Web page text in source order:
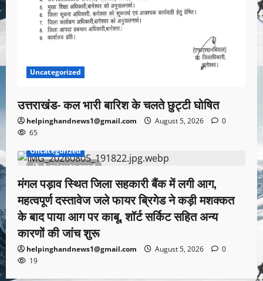
Uncategorized
उत्तराखंड- कल भारी बारिश के चलते छुट्टी घोषित
helpinghandnews1@gmail.com August 5, 2026
0
65
1 minute read
Uncategorized
मंगल पड़ाव स्थित जिला सहकारी बैंक में लगी आग,
महत्वपूर्ण दस्तावेज जले फायर ब्रिगेड ने कड़ी मशक्कत
के बाद पाया आग पर काबू, शॉर्ट सर्किट सहित अन्य
कारणों की जांच शुरू
helpinghandnews1@gmail.com August 5, 2026
0
19